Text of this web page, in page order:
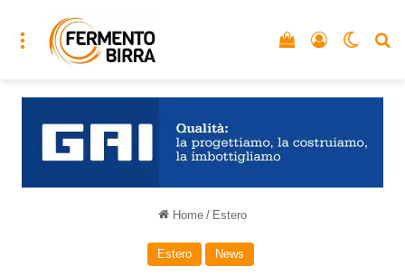
Menu Accedi
Vedi il carrello
Home / Estero
Estero News